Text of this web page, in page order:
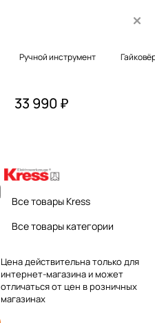
Ручной инструмент
33 990 ₽
Все товары Kress
Все товары категории
Цена действительна только для
интернет-магазина и может
отличаться от цен в розничных
магазинах